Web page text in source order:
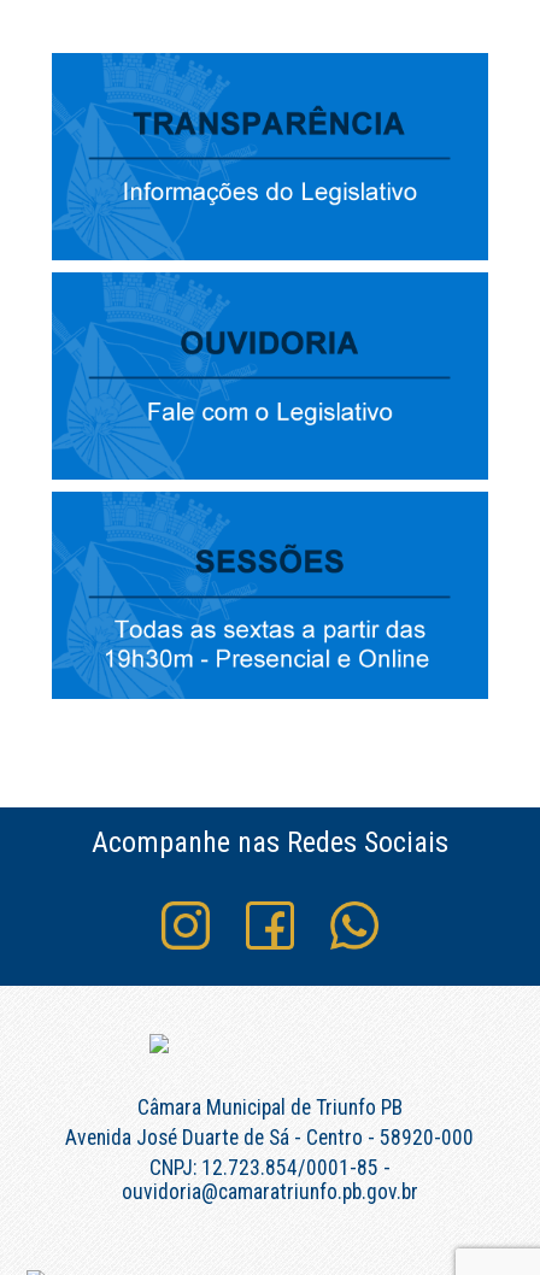
Acompanhe nas Redes Sociais
Câmara Municipal de Triunfo PB
Avenida José Duarte de Sá - Centro - 58920-000
CNPJ: 12.723.854/0001-85 -
ouvidoria@camaratriunfo.pb.gov.br